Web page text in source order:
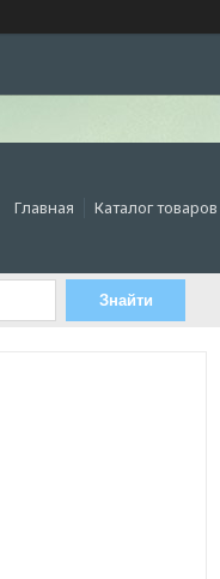
Главная Каталог товаров
Знайти